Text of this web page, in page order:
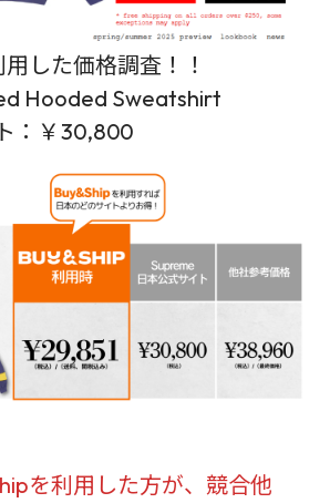
した価格調査！！
Hooded Sweatshirt
：￥30,800
を利用した方が、競合他